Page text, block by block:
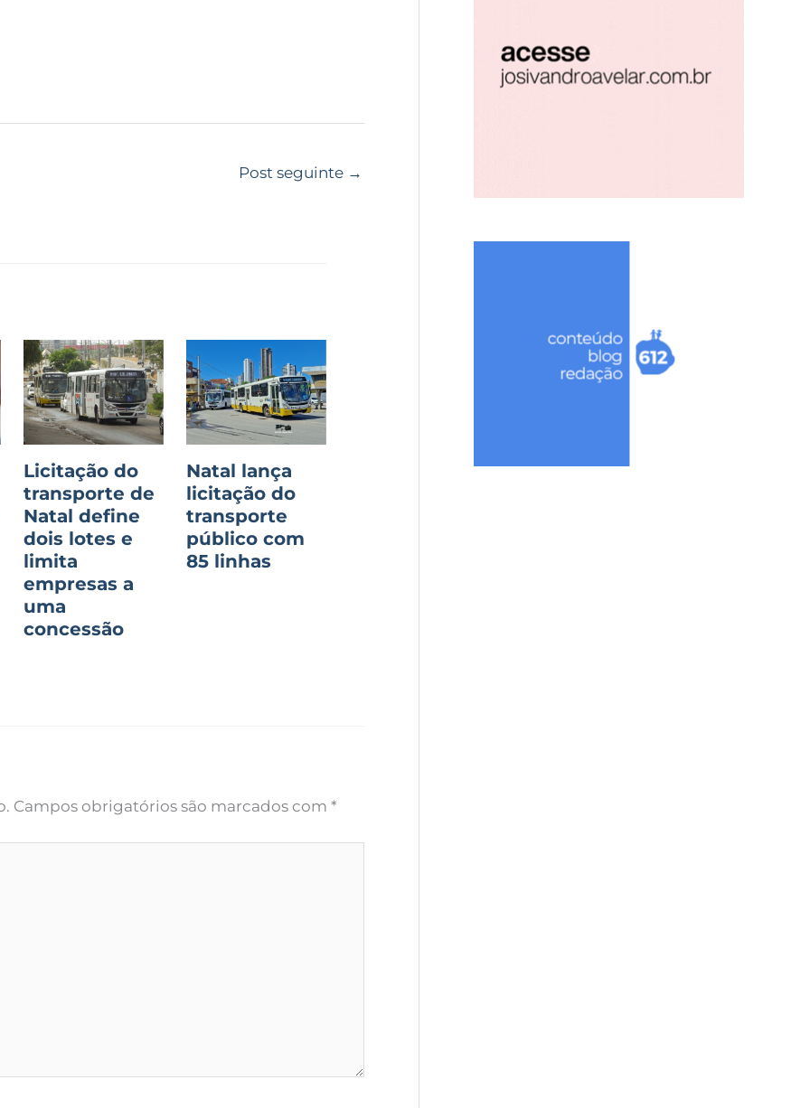
Post seguinte →
Licitação do
transporte de
Natal define
dois lotes e
limita
empresas a
uma
concessão
Natal lança
licitação do
transporte
público com
85 linhas
Campos obrigatórios são marcados com *